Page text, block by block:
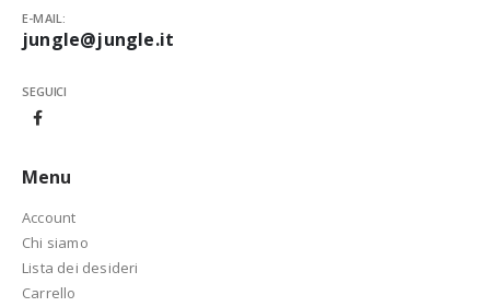
E-MAIL:
jungle@jungle.it
SEGUICI
Menu
Account
Chi siamo
Lista dei desideri
Carrello